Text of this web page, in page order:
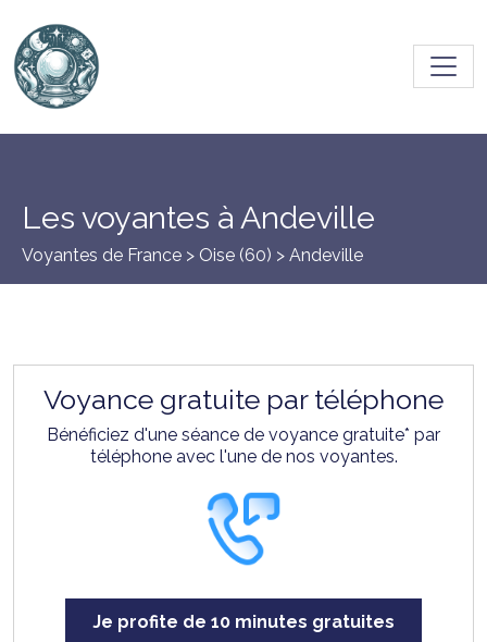
Les voyantes à Andeville
Voyantes de France > Oise (60) > Andeville
Voyance gratuite par téléphone
Bénéficiez d'une séance de voyance gratuite* par
téléphone avec l'une de nos voyantes.
Je profite de 10 minutes gratuites